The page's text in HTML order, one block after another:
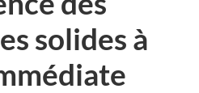
solides à